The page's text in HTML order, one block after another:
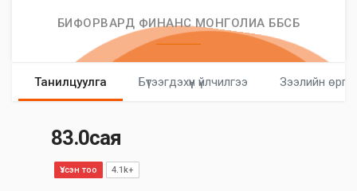
БИФОРВАРД ФИНАНС МОНГОЛИА ББСБ
Танилцуулга Бүтээгдэхүүн үйлчилгээ Зээлийн
83.0сая
Үзсэн тоо 4.1k+